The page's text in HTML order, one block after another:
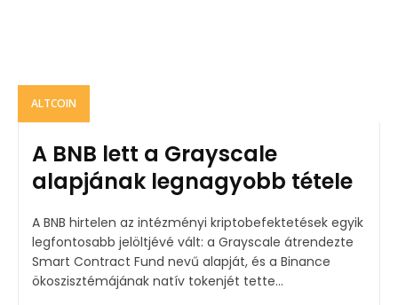
ALTCOIN
A BNB lett a Grayscale
alapjának legnagyobb tétele
A BNB hirtelen az intézményi kriptobefektetések egyik
legfontosabb jelöltjévé vált: a Grayscale átrendezte
Smart Contract Fund nevű alapját, és a Binance
ökoszisztémájának natív tokenjét tette...